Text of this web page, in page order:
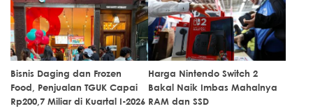
Bisnis Daging dan Frozen
Food, Penjualan TGUK Capai
Rp200,7 Miliar di Kuartal I-2026
Harga Nintendo Switch 2
Bakal Naik Imbas Mahalnya
RAM dan SSD